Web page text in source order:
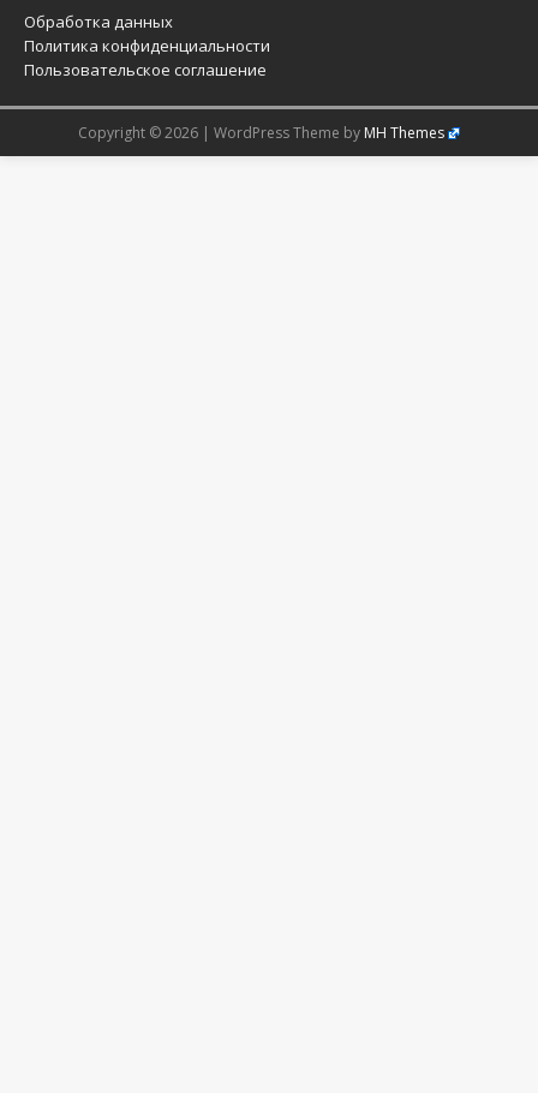
Обработка данных
Политика конфиденциальности
Пользовательское соглашение
Copyright © 2026 | WordPress Theme by MH Themes